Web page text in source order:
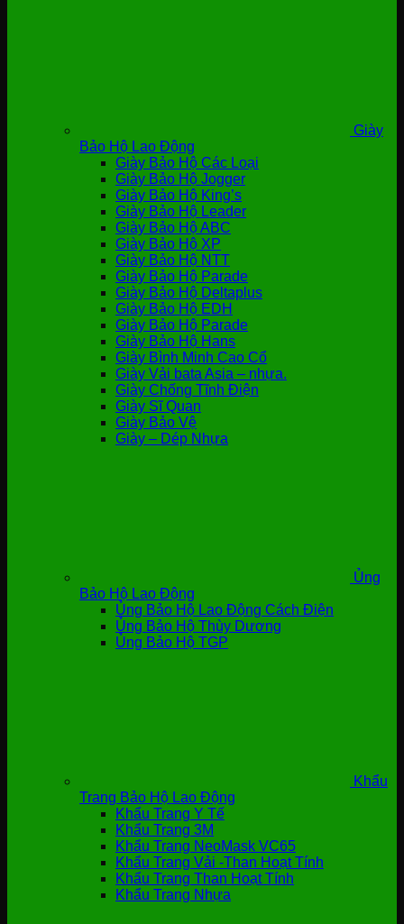
Giày
Bảo Hộ Lao Động
Giày Bảo Hộ Các Loại
Giày Bảo Hộ Jogger
Giày Bảo Hộ King’s
Giày Bảo Hộ Leader
Giày Bảo Hộ ABC
Giày Bảo Hộ XP
Giày Bảo Hộ NTT
Giày Bảo Hộ Parade
Giày Bảo Hộ Deltaplus
Giày Bảo Hộ EDH
Giày Bảo Hộ Parade
Giày Bảo Hộ Hans
Giày Bình Minh Cao Cổ
Giày Vải bata Asia – nhựa.
Giày Chống Tĩnh Điện
Giày Sĩ Quan
Giày Bảo Vệ
Giày – Dép Nhựa
Ủng
Bảo Hộ Lao Động
Ủng Bảo Hộ Lao Động Cách Điện
Ủng Bảo Hộ Thùy Dương
Ủng Bảo Hộ TGP
Khẩu
Trang Bảo Hộ Lao Động
Khẩu Trang Y Tế
Khẩu Trang 3M
Khẩu Trang NeoMask VC65
Khẩu Trang Vải -Than Hoạt Tính
Khẩu Trang Than Hoạt Tính
Khẩu Trang Nhựa